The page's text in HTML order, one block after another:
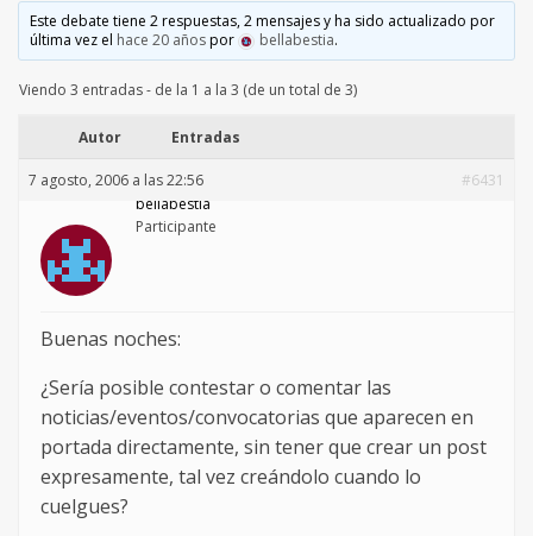
Ayuda
Contacto
Este debate tiene 2 respuestas, 2 mensajes y ha sido actualizado por
última vez el hace 20 añospor bellabestia.
Viendo 3 entradas - de la 1 a la 3 (de un total de 3)
Autor Entradas
7 agosto, 2006 a las 22:56
#6431
bellabestia
Participante
Buenas noches:
¿Sería posible contestar o comentar las
noticias/eventos/convocatorias que aparecen en
portada directamente, sin tener que crear un post
expresamente, tal vez creándolo cuando lo
cuelgues?